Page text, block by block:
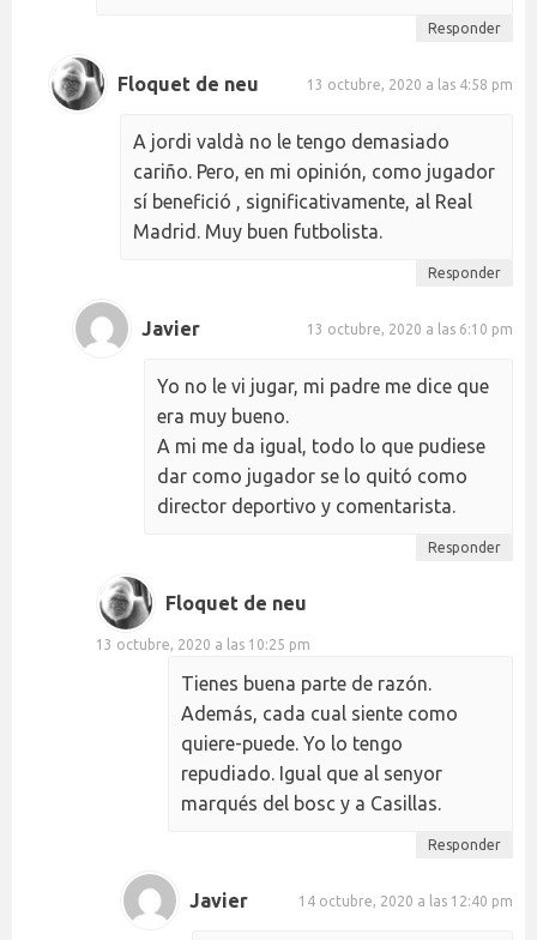
Responder
Floquet de neu 13 octubre, 2020 a las 4:58 pm
A jordi valdà no le tengo demasiado
cariño. Pero, en mi opinión, como jugador
sí benefició , significativamente, al Real
Madrid. Muy buen futbolista.
Responder
Javier 13 octubre, 2020 a las 6:10 pm
Yo no le vi jugar, mi padre me dice que
era muy bueno.
A mi me da igual, todo lo que pudiese
dar como jugador se lo quitó como
director deportivo y comentarista.
Responder
Floquet de neu
13 octubre, 2020 a las 10:25 pm
Tienes buena parte de razón.
Además, cada cual siente como
quiere-puede. Yo lo tengo
repudiado. Igual que al senyor
marqués del bosc y a Casillas.
Responder
Javier 14 octubre, 2020 a las 12:40 pm